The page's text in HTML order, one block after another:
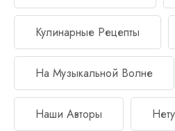
Кулинарные Рецепты
На Музыкальной Волне
Наши Авторы